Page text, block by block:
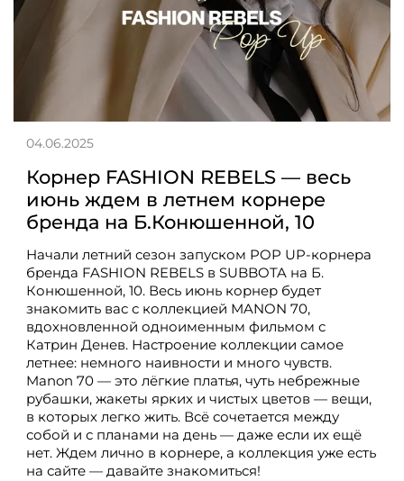
Корнер FASHION REBELS — весь
июнь ждем в летнем корнере
бренда на Б.Конюшенной, 10
Начали летний сезон запуском POP UP-корнера
бренда FASHION REBELS в SUBBOTA на Б.
Конюшенной, 10. Весь июнь корнер будет
знакомить вас с коллекцией MANON 70,
вдохновленной одноименным фильмом с
Катрин Денев. Настроение коллекции самое
летнее: немного наивности и много чувств.
Manon 70 — это лёгкие платья, чуть небрежные
рубашки, жакеты ярких и чистых цветов — вещи,
в которых легко жить. Всё сочетается между
собой и с планами на день — даже если их ещё
нет. Ждем лично в корнере, а коллекция уже есть
на сайте — давайте знакомиться!
04.06.2025